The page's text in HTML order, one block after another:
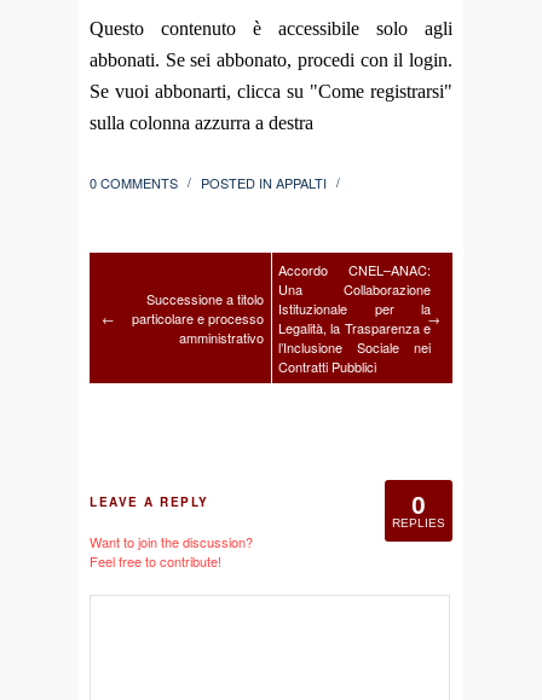
Questo contenuto è accessibile solo agli
abbonati. Se sei abbonato, procedi con il login.
Se vuoi abbonarti, clicca su "Come registrarsi"
sulla colonna azzurra a destra
0 COMMENTS / POSTED IN APPALTI /
←
Successione a titolo
particolare e processo
amministrativo
Accordo CNEL–ANAC:
Una Collaborazione
Istituzionale per la
Legalità, la Trasparenza e
l’Inclusione Sociale nei
Contratti Pubblici
→
0
REPLIES
LEAVE A REPLY
Want to join the discussion?
Feel free to contribute!